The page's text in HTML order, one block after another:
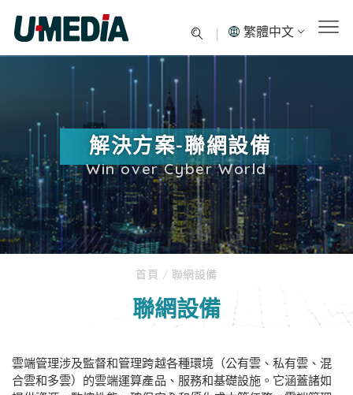
繁體中文
解決方案-聯網設備
Win over Cyber World
聯網設備
首頁 / 聯網設備
雲端管理涉及監督和管理跨越各種環境（公有雲、私有雲、混
合雲和多雲）的雲端運算產品、服務和基礎設施。它涵蓋諸如